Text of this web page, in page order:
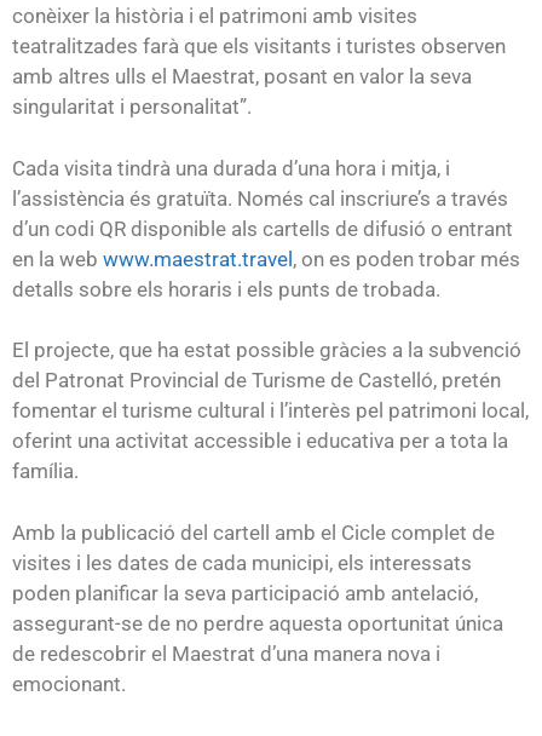
conèixer la història i el patrimoni amb visites
teatralitzades farà que els visitants i turistes observen
amb altres ulls el Maestrat, posant en valor la seva
singularitat i personalitat”.
Cada visita tindrà una durada d’una hora i mitja, i
l’assistència és gratuïta. Només cal inscriure’s a través
d’un codi QR disponible als cartells de difusió o entrant
en la web www.maestrat.travel, on es poden trobar més
detalls sobre els horaris i els punts de trobada.
El projecte, que ha estat possible gràcies a la subvenció
del Patronat Provincial de Turisme de Castelló, pretén
fomentar el turisme cultural i l’interès pel patrimoni local,
oferint una activitat accessible i educativa per a tota la
família.
Amb la publicació del cartell amb el Cicle complet de
visites i les dates de cada municipi, els interessats
poden planificar la seva participació amb antelació,
assegurant-se de no perdre aquesta oportunitat única
de redescobrir el Maestrat d’una manera nova i
emocionant.